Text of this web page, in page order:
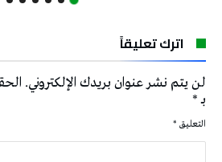
اترك تعليقاً
لن يتم نشر عنوان بريدك الإلكتروني.
بـ*
التعليق *